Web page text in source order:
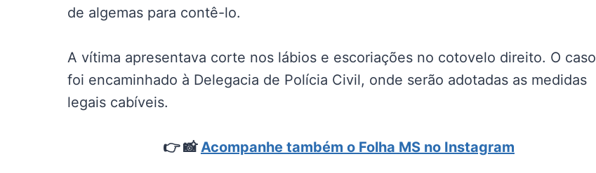
de algemas para contê-lo.
A vítima apresentava corte nos lábios e escoriações no cotovelo direito. O caso
foi encaminhado à Delegacia de Polícia Civil, onde serão adotadas as medidas
legais cabíveis.
👉 📸 Acompanhe também o Folha MS no Instagram